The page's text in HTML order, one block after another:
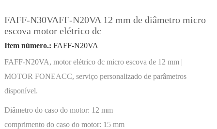
FAFF-N30VAFF-N20VA 12 mm de diâmetro micro
escova motor elétrico dc
Item número.: FAFF-N20VA
FAFF-N20VA, motor elétrico dc micro escova de 12 mm |
MOTOR FONEACC, serviço personalizado de parâmetros
disponível.
Diâmetro do caso do motor: 12 mm
comprimento do caso do motor: 15 mm